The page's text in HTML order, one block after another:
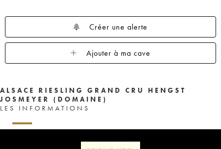
Créer une alerte
Ajouter à ma cave
ALSACE RIESLING GRAND CRU HENGST
JOSMEYER (DOMAINE)
LES INFORMATIONS